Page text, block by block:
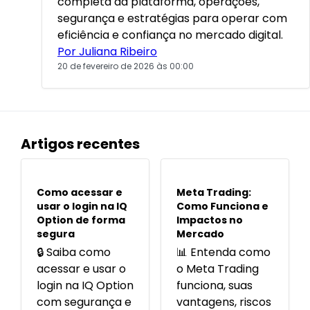
segurança e estratégias para operar com
eficiência e confiança no mercado digital.
Por Juliana Ribeiro
20 de fevereiro de 2026 às 00:00
Artigos recentes
POPULARES
Como acessar e
usar o login na IQ
Option de forma
segura
🔒 Saiba como
acessar e usar o
login na IQ Option
com segurança e
POPULARES
Meta Trading:
Como Funciona e
Impactos no
Mercado
📊 Entenda como
o Meta Trading
funciona, suas
vantagens, riscos